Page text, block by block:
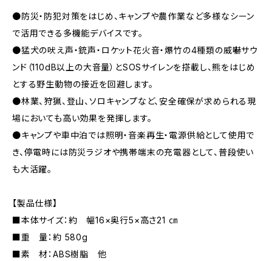
●防災・防犯対策をはじめ、キャンプや農作業など多様なシーン
で活用できる多機能デバイスです。
●猛犬の吠え声・銃声・ロケット花火音・爆竹の4種類の威嚇サウ
ンド（110dB以上の大音量）とSOSサイレンを搭載し、熊をはじめ
とする野生動物の接近を回避します。
●林業、狩猟、登山、ソロキャンプなど、安全確保が求められる現
場においても高い効果を発揮します。
●キャンプや車中泊では照明・音楽再生・電源供給として使用で
き、停電時には防災ラジオや携帯端末の充電器として、普段使い
も大活躍。
【製品仕様】
■本体サイズ：約 幅16×奥行5×高さ21 ㎝
■重 量：約 580g
■素 材：ABS樹脂 他